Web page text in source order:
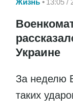
Жизнь 13:05 /
Украине
За неделю
таких